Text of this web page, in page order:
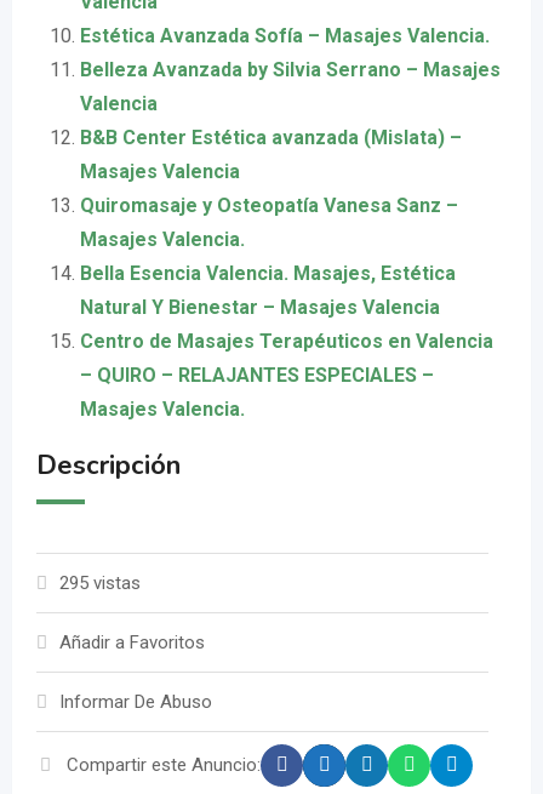
Estética Avanzada Sofía – Masajes Valencia.
Belleza Avanzada by Silvia Serrano – Masajes
Valencia
B&B Center Estética avanzada (Mislata) –
Masajes Valencia
Quiromasaje y Osteopatía Vanesa Sanz –
Masajes Valencia.
Bella Esencia Valencia. Masajes, Estética
Natural Y Bienestar – Masajes Valencia
Centro de Masajes Terapéuticos en Valencia
– QUIRO – RELAJANTES ESPECIALES –
Masajes Valencia.
Descripción
295 vistas
Añadir a Favoritos
Informar De Abuso
Compartir este Anuncio: